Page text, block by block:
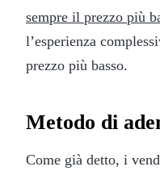
sempre il prezzo più
l’esperienza
prezzo più basso.
Metodo di
Come già detto, i